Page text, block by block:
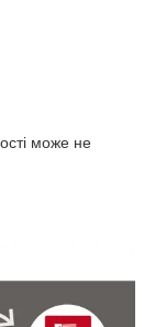
може не